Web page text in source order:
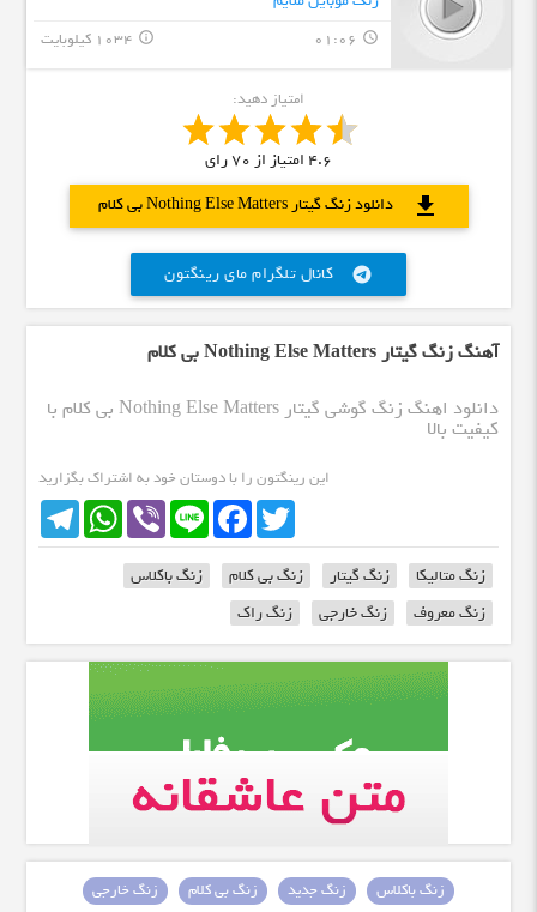
query_builder
01:06 1034 کیلوبایت info_outline
امتیاز دهید:
4.6 امتیاز از70رای
دانلود زنگ گیتار Nothing Else Matters بی کلام
download
کانال تلگرام مای رینگتون telegram
آهنگ زنگ گیتار Nothing Else Matters بی کلام
دانلود اهنگ زنگ گوشی گیتار Nothing Else Matters بی کلام با
کیفیت بالا
این رینگتون را با دوستان خود به اشتراک بگزارید
TelegramWhatsApp Viber Line
FacebookTwitter
زنگ متالیکا زنگ گیتار زنگ بی کلام
زنگ باکلاس
زنگ معروف
زنگ خارجی زنگ راک
زنگ باکلاس زنگ جدید زنگ بی کلام
زنگ خارجی